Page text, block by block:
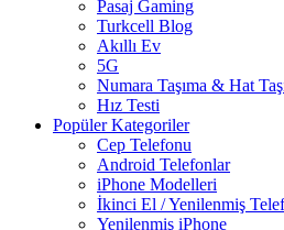
Pasaj Gaming
Turkcell Blog
Akıllı Ev
5G
Numara Taşıma & Hat
Hız Testi
Popüler Kategoriler
Cep Telefonu
Android Telefonlar
iPhone Modelleri
İkinci El / Yenilenmiş
Yenilenmiş iPhone